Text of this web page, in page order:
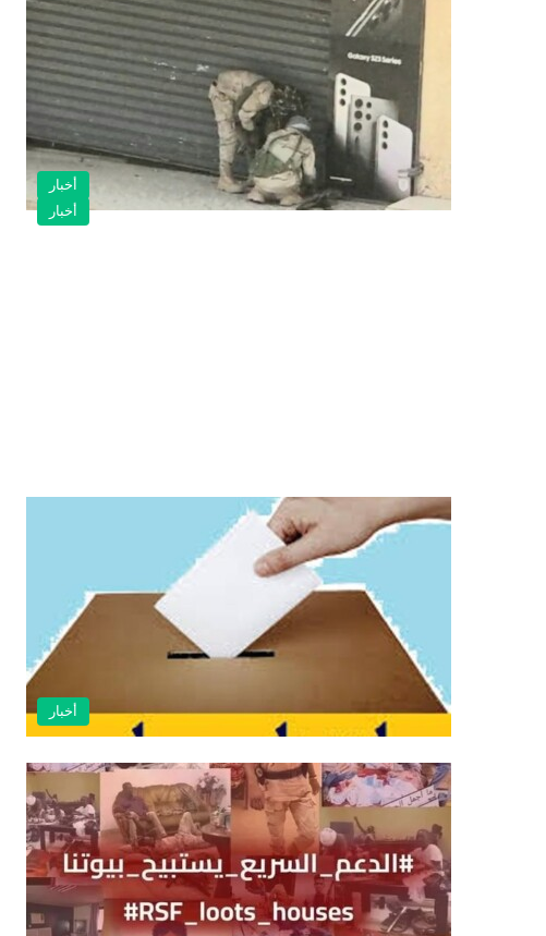
أخبار
أخبار
أخبار